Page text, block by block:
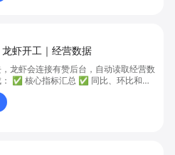
虾开工｜经营数据
龙虾会连接有赞后台，自动读取经营数
和趋
、客户与渠道对比 ✅ 异常变化和问题
运营建议